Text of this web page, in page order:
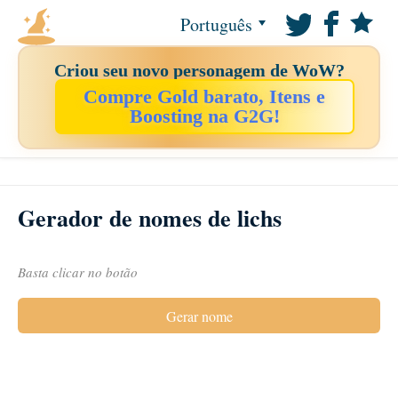
Português
Criou seu novo personagem de WoW?
Compre Gold barato, Itens e
Boosting na G2G!
Gerador de nomes de lichs
Basta clicar no botão